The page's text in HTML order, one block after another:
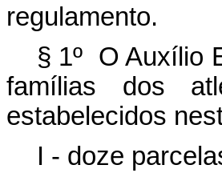
regulamento.
§ 1º O Auxílio
famílias dos
estabelecidos
I - doze